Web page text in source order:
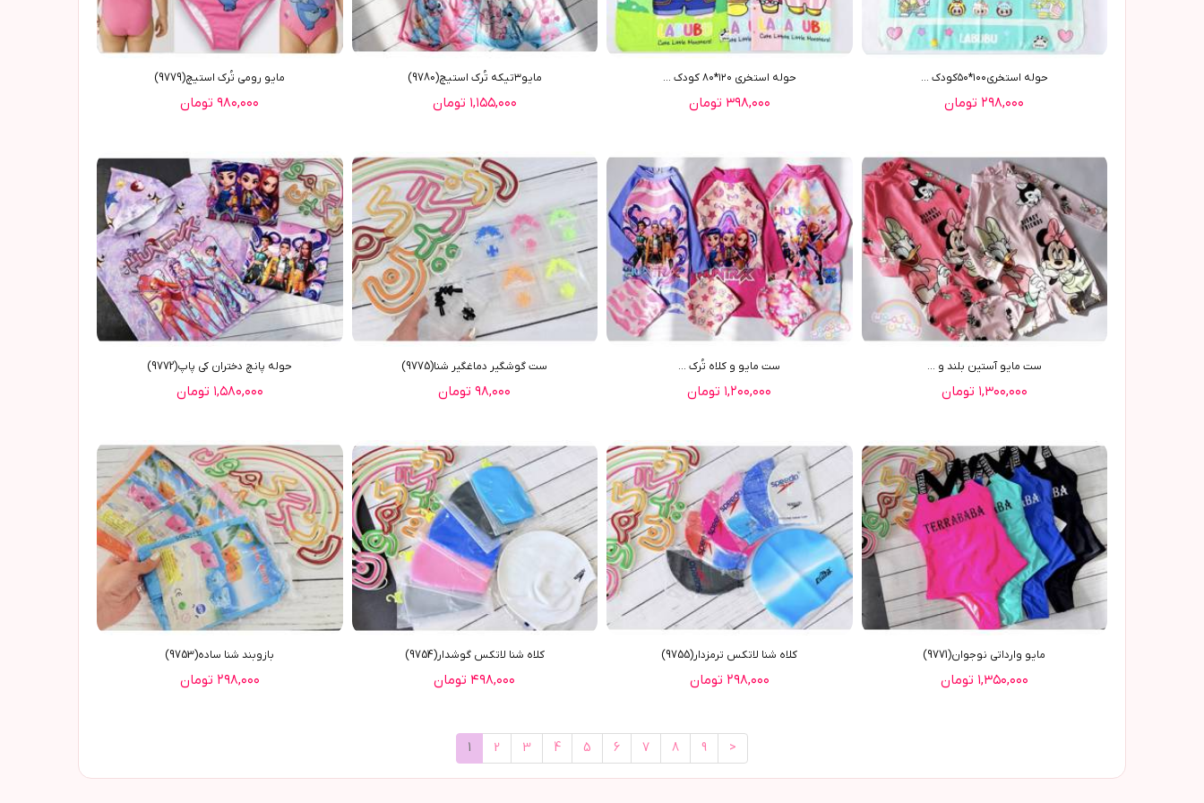
حوله استخری١٠٠*٥٠کودک ...
۲۹۸,۰۰۰ تومان
حوله استخری ١٢٠*٨٠ کودک ...
۳۹۸,۰۰۰ تومان
مایو٣تیکه تُرک استیچ(9780)
۱,۱۵۵,۰۰۰ تومان
مایو رومی تُرک استیچ(9779)
۹۸۰,۰۰۰ تومان
ست مایو آستین بلند و ...
۱,۳۰۰,۰۰۰ تومان
ست مایو و کلاه تُرک ...
۱,۲۰۰,۰۰۰ تومان
ست گوشگیر دماغگیر شنا(9775)
۹۸,۰۰۰ تومان
حوله پانچ دختران کی پاپ(9772)
۱,۵۸۰,۰۰۰ تومان
مایو وارداتی نوجوان(9771)
۱,۳۵۰,۰۰۰ تومان
کلاه شنا لاتکس ترمزدار(9755)
۲۹۸,۰۰۰ تومان
کلاه شنا لاتکس گوشدار(9754)
۴۹۸,۰۰۰ تومان
بازوبند شنا ساده(9753)
۲۹۸,۰۰۰ تومان
1 2 3 4 5 6 7 8 9 >